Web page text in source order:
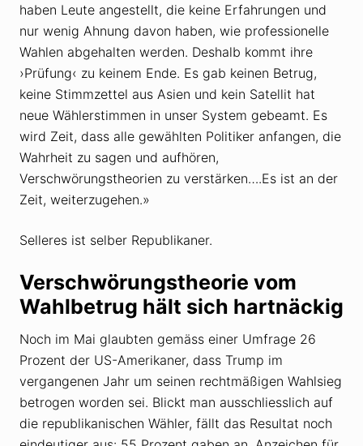
haben Leute angestellt, die keine Erfahrungen und
nur wenig Ahnung davon haben, wie professionelle
Wahlen abgehalten werden. Deshalb kommt ihre
›Prüfung‹ zu keinem Ende. Es gab keinen Betrug,
keine Stimmzettel aus Asien und kein Satellit hat
neue Wählerstimmen in unser System gebeamt. Es
wird Zeit, dass alle gewählten Politiker anfangen, die
Wahrheit zu sagen und aufhören,
Verschwörungstheorien zu verstärken….Es ist an der
Zeit, weiterzugehen.»
Selleres ist selber Republikaner.
Verschwörungstheorie vom
Wahlbetrug hält sich hartnäckig
Noch im Mai glaubten gemäss einer Umfrage 26
Prozent der US-Amerikaner, dass Trump im
vergangenen Jahr um seinen rechtmäßigen Wahlsieg
betrogen worden sei. Blickt man ausschliesslich auf
die republikanischen Wähler, fällt das Resultat noch